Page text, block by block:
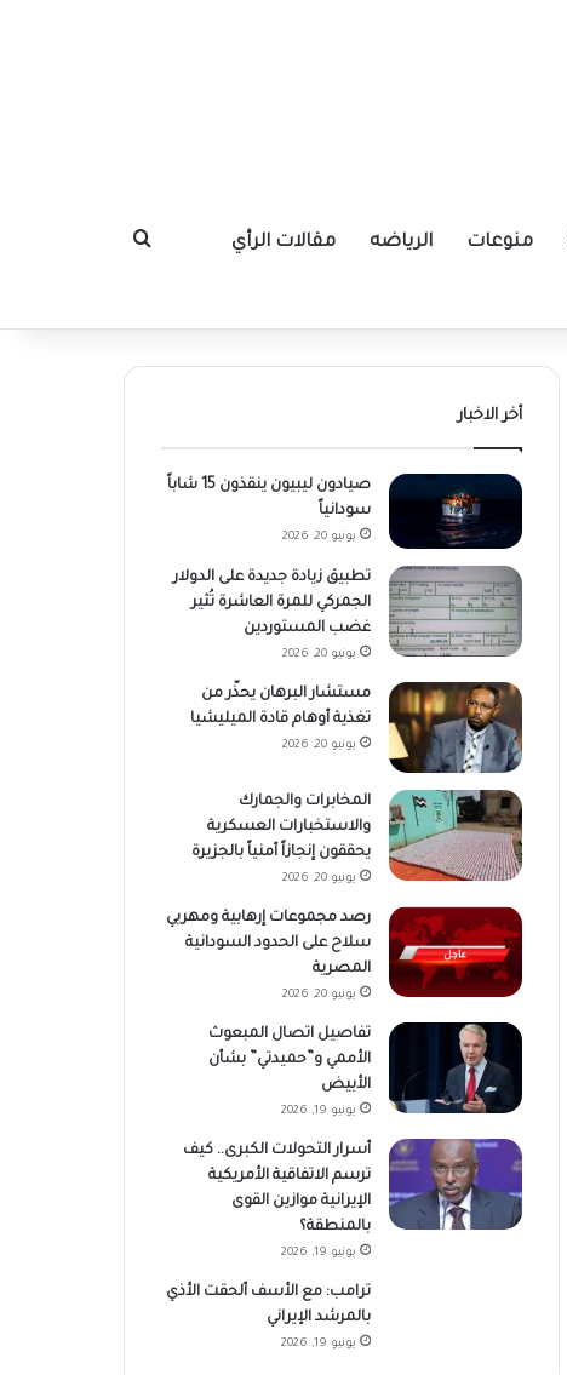
منوعات الرياضه مقالات الرأي بحث عن
أخر الاخبار
صيادون ليبيون ينقذون 15 شاباً
سودانياً
يونيو 20, 2026
تطبيق زيادة جديدة على الدولار
الجمركي للمرة العاشرة تُثير
غضب المستوردين
يونيو 20, 2026
مستشار البرهان يحذّر من
تغذية أوهام قادة الميليشيا
يونيو 20, 2026
المخابرات والجمارك
والاستخبارات العسكرية
يحققون إنجازاً أمنياً بالجزيرة
يونيو 20, 2026
رصد مجموعات إرهابية ومهربي
سلاح على الحدود السودانية
المصرية
يونيو 20, 2026
تفاصيل اتصال المبعوث
الأممي و”حميدتي” بشأن
الأبيض
يونيو 19, 2026
أسرار التحولات الكبرى.. كيف
ترسم الاتفاقية الأمريكية
الإيرانية موازين القوى
بالمنطقة؟
يونيو 19, 2026
ترامب: مع الأسف ألحقت الأذي
بالمرشد الإيراني
يونيو 19, 2026